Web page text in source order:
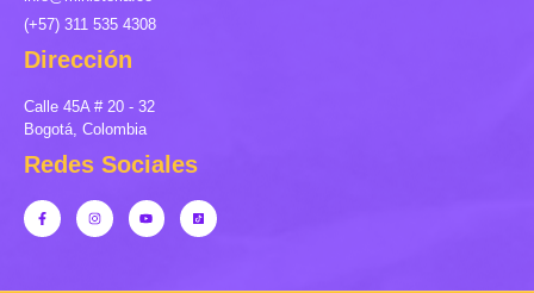
(+57) 311 535 4308
Dirección
Calle 45A # 20 - 32
Bogotá, Colombia
Redes Sociales